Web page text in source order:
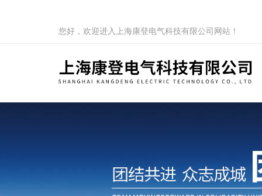
您好，欢迎进入上海康登电气科技有限公司网站！